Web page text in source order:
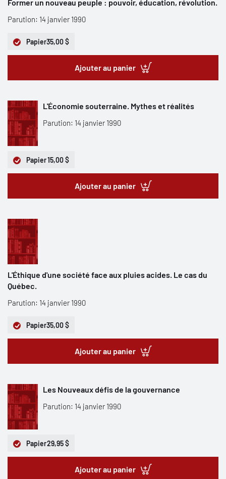
Former un nouveau peuple : pouvoir, éducation, révolution.
Parution: 14 janvier 1990
Papier35,00 $
Ajouter au panier
L'Économie souterraine. Mythes et réalités
Parution: 14 janvier 1990
Papier15,00 $
Ajouter au panier
L'Éthique d'une société face aux pluies acides. Le cas du
Québec.
Parution: 14 janvier 1990
Papier35,00 $
Ajouter au panier
Les Nouveaux défis de la gouvernance
Parution: 14 janvier 1990
Papier29,95 $
Ajouter au panier